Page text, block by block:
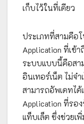
เก็บไว้ในที่เดียว
ประเภทที่สามคือ
Application ที่เข้า
ระบบแบบนี้คือสา
อินเทอร์เน็ต ไม่จ
สามารถอัพเดทไ
Application ที่รอ
แท็บเล็ต ซึ่งช่วยเ